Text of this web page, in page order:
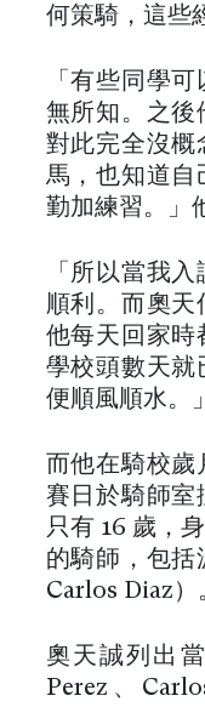
何策騎，這些
「有些同學
無所知。之後
對此完全沒概
馬，也知道自
勤加練習。」
「所以當我
順利。而奧天
他每天回家時
學校頭數天就
便順風順水。」
而他在騎校
賽日於騎師室
只有 16 歲，
的騎師，包括
Carlos Díaz）
奧天誠列出
Perez、